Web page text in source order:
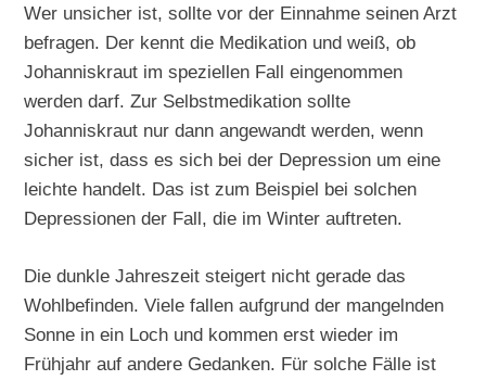
Wer unsicher ist, sollte vor der Einnahme seinen Arzt
befragen. Der kennt die Medikation und weiß, ob
Johanniskraut im speziellen Fall eingenommen
werden darf. Zur Selbstmedikation sollte
Johanniskraut nur dann angewandt werden, wenn
sicher ist, dass es sich bei der Depression um eine
leichte handelt. Das ist zum Beispiel bei solchen
Depressionen der Fall, die im Winter auftreten.
Die dunkle Jahreszeit steigert nicht gerade das
Wohlbefinden. Viele fallen aufgrund der mangelnden
Sonne in ein Loch und kommen erst wieder im
Frühjahr auf andere Gedanken. Für solche Fälle ist